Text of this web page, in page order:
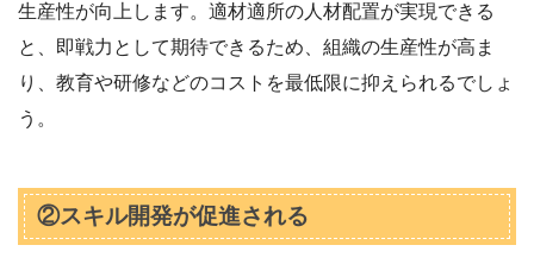
生産性が向上します。適材適所の人材配置が実現できる
と、即戦力として期待できるため、組織の生産性が高ま
り、教育や研修などのコストを最低限に抑えられるでしょ
う。
②スキル開発が促進される